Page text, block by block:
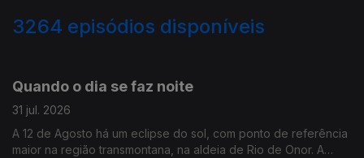
3264 episódios disponíveis
Quando o dia se faz noite
31 jul. 2026
A 12 de Agosto há um eclipse do sol, com ponto de referência
maior na região transmontana, na aldeia de Rio de Onor. A